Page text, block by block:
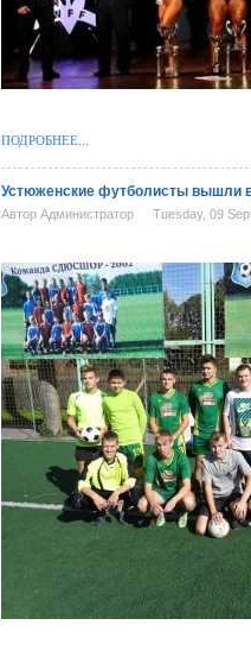
ПОДРОБНЕЕ...
Устюженские футболисты вышли
Автор Администратор Tuesday, 09